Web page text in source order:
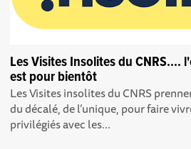
Les Visites Insolites du CNRS....
est pour bientôt
Les Visites insolites du CNRS
du décalé, de l’unique, pour faire
privilégiés avec les...